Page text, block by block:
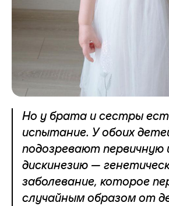
Но у брата и сестры
испытание. У обоих
подозревают первичную
дискинезию —
заболевание, которое
случайным образом от